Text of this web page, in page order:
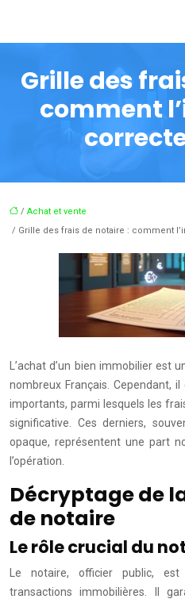
Grille des
comment
/ Achat et vente
/ Grille des frais de notaire : comment
L’achat d’un bien immobilier est
nombreux Français. Cependant,
importants, parmi lesquels les
significative. Ces derniers,
opaque, représentent une part
l’opération.
Décryptage de
de notaire
Le rôle crucial du
Le notaire, officier public,
transactions immobilières. Il